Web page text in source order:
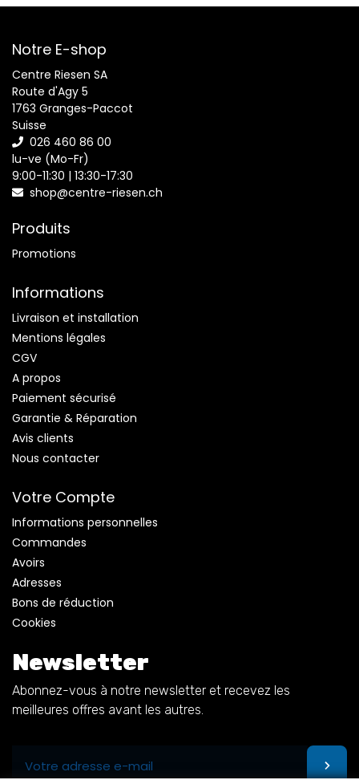
Notre E-shop
Centre Riesen SA
Route d'Agy 5
1763 Granges-Paccot
Suisse
026 460 86 00
lu-ve (Mo-Fr)
9:00-11:30 | 13:30-17:30
shop@centre-riesen.ch
Produits
Promotions
Informations
Livraison et installation
Mentions légales
CGV
A propos
Paiement sécurisé
Garantie & Réparation
Avis clients
Nous contacter
Votre Compte
Informations personnelles
Commandes
Avoirs
Adresses
Bons de réduction
Cookies
Newsletter
Abonnez-vous à notre newsletter et recevez les
meilleures offres avant les autres.